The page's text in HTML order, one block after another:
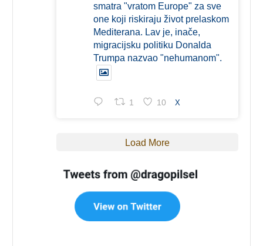
smatra "vratom Europe" za sve
one koji riskiraju život prelaskom
Mediterana. Lav je, inače,
migracijsku politiku Donalda
Trumpa nazvao "nehumanom".
1 10 X
Load More